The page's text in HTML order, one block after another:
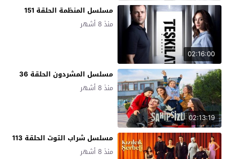
02:16:00
مسلسل المنظمة الحلقة 151
منذ 8 أشهر
02:13:19
مسلسل المشردون الحلقة 36
منذ 8 أشهر
مسلسل شراب التوت الحلقة 113
منذ 8 أشهر